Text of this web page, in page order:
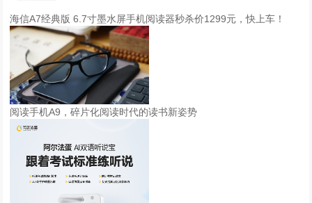
海信A7经典版 6.7寸墨水屏手机阅读器秒杀价1299元，快上车！
阅读手机A9，碎片化阅读时代的读书新姿势